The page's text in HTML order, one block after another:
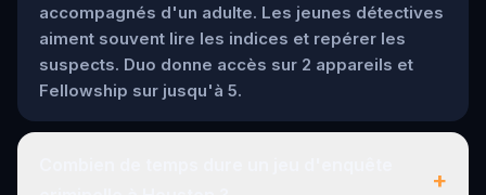
accompagnés d'un adulte. Les jeunes détectives
aiment souvent lire les indices et repérer les
suspects. Duo donne accès sur 2 appareils et
Fellowship sur jusqu'à 5.
+